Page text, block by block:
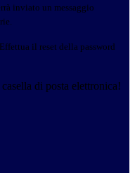
inviato un messaggio
il reset della password
di posta elettronica!